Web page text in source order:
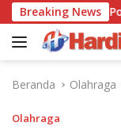
Langsung
ke
konten
Breaking News
Trend
Beranda Olahraga
Olahraga